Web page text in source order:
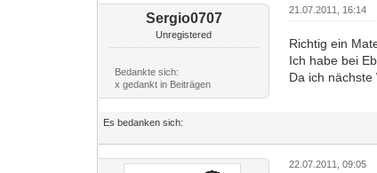
Sergio0707
Unregistered
Bedankte sich:
x gedankt in Beiträgen
21.07.2011, 16:14
Richtig ein
Ich habe bei
Da ich
Es bedanken sich:
22.07.2011, 09:05